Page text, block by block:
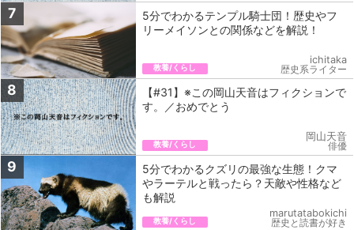
7
5分でわかるテンプル騎士団！歴史やフ
リーメイソンとの関係などを解説！
教養/くらし
ichitaka
歴史系ライター
8
【#31】※この岡山天音はフィクションで
す。／おめでとう
教養/くらし
岡山天音
俳優
9
5分でわかるクズリの最強な生態！クマ
やラーテルと戦ったら？天敵や性格など
も解説
教養/くらし
marutatabokichi
歴史と読書が好き